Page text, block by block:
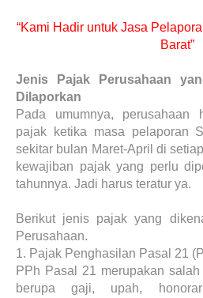
“Kami Hadir untuk Jasa
Barat”
Jenis Pajak Perusahaan
Dilaporkan
Pada umumnya, perusahaan
pajak ketika masa pelaporan
sekitar bulan Maret-April di
kewajiban pajak yang perlu
tahunnya. Jadi harus teratur ya.
Berikut jenis pajak yang
Perusahaan.
1. Pajak Penghasilan Pasal 21
PPh Pasal 21 merupakan
berupa gaji, upah,